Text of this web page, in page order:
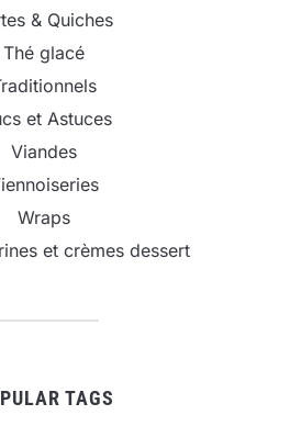
& Quiches
Thé glacé
et Astuces
Viandes
Wraps
et crèmes dessert
TAGS